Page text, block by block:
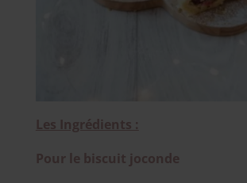
Les Ingrédients :
Pour le biscuit joconde